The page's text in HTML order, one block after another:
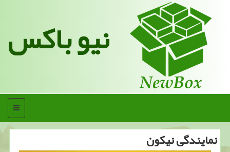
نیو باکس
منو
نمایندگی نیكون